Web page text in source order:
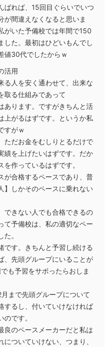
ばれば、15回目ぐらいでいつ
が間違えなくなると思いま
がいた予備校では年間で150
した。最初はひどいもんでし
30代でしたからｗ
活用
る人を安く通わせて、出来な
取る仕組みであって
あります。ですがきちんと活
上がるはずです。というか私
すがｗ
ただお金をむしりとるだけで
績を上げたいはずです。だか
を作っているはずです。
が合格するペースであり、普
】しかそのペースに乗れない
できない人でも合格できるの
て予備校は、私の適切なペー
。
です。きちんと予習し続ける
、先頭グループにいることが
も予習をサボったらおしま
まで先頭グループについて
するし、付いていけなければ
です。
良のペースメーカーだと私は
についていけない、つまり、